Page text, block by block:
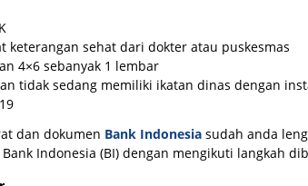
keterangan sehat dari dokter atau puskesmas
4×6 sebanyak 1 lembar
tidak sedang memiliki ikatan dinas dengan
dan dokumen Bank Indonesia sudah anda
Indonesia (BI) dengan mengikuti langkah